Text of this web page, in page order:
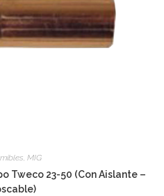
, MIG
Tweco 23-50 (Con Aislante –